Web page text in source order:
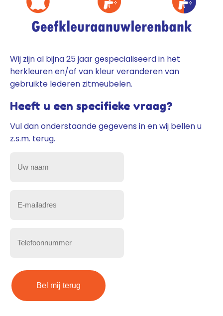
Wij zijn al bijna 25 jaar gespecialiseerd in het
herkleuren en/of van kleur veranderen van
gebruikte lederen zitmeubelen.
Heeft u een specifieke vraag?
Vul dan onderstaande gegevens in en wij bellen u
z.s.m. terug.
Uw
Telefoonnummer